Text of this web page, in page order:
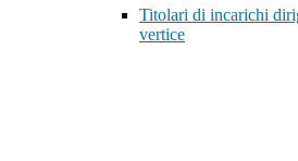
Titolari di incarichi
vertice